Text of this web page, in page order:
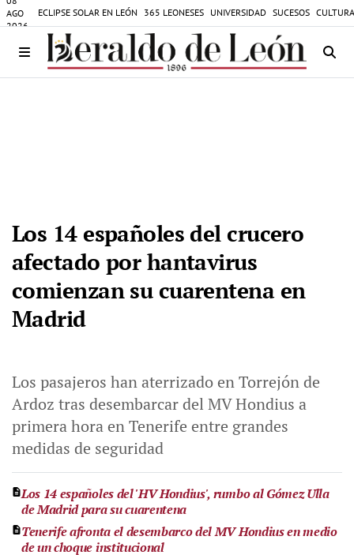
AGO
2026
ECLIPSE SOLAR EN LEÓN 365 LEONESES UNIVERSIDAD SUCESOS
Los 14 españoles del crucero
afectado por hantavirus
comienzan su cuarentena en
Madrid
Los pasajeros han aterrizado en Torrejón de
Ardoz tras desembarcar del MV Hondius a
primera hora en Tenerife entre grandes
medidas de seguridad
Los 14 españoles del 'HV Hondius', rumbo al Gómez Ulla
de Madrid para su cuarentena
Tenerife afronta el desembarco del MV Hondius en medio
de un choque institucional